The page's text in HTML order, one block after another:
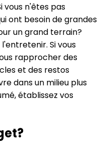
vous n'êtes pas
ont besoin de grandes
un grand terrain?
Si vous
rapprocher des
et des restos
dans un milieu plus
établissez vos